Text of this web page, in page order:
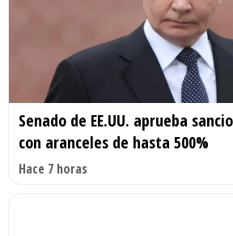
Senado de EE.UU. aprueba
con aranceles de hasta 500%
Hace 7 horas